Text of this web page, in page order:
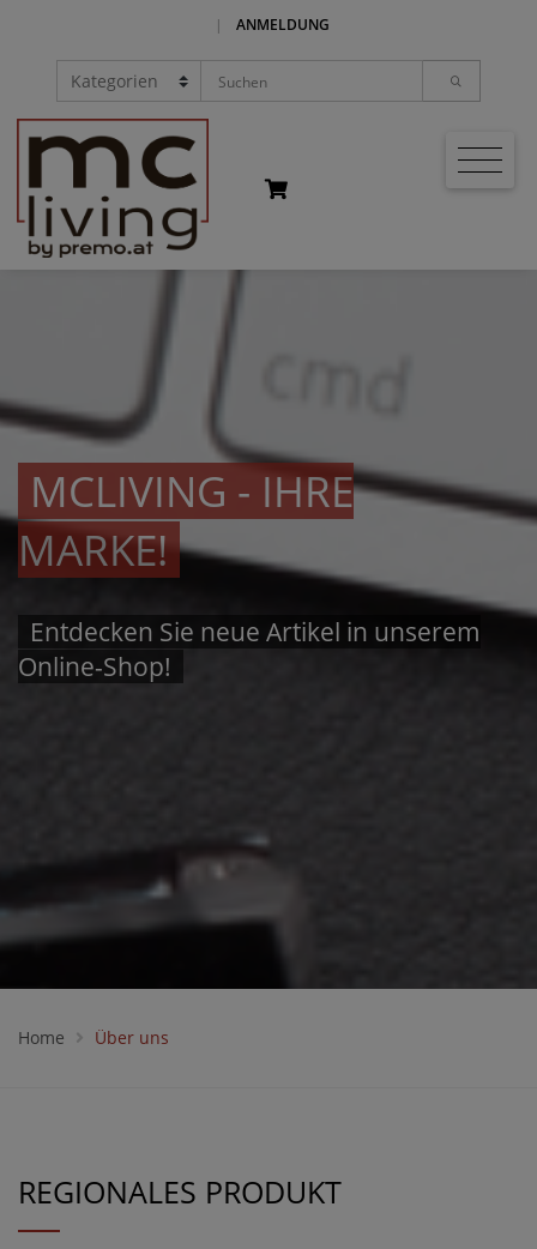
| ANMELDUNG
MCLIVING - IHRE
MARKE!
Entdecken Sie neue Artikel in unserem
Online-Shop!
Home Über uns
REGIONALES PRODUKT